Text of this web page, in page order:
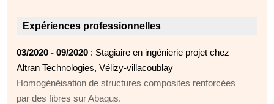
Expériences professionnelles
03/2020 - 09/2020 : Stagiaire en ingénierie projet chez
Altran Technologies, Vélizy-villacoublay
Homogénéisation de structures composites renforcées
par des fibres sur Abaqus.